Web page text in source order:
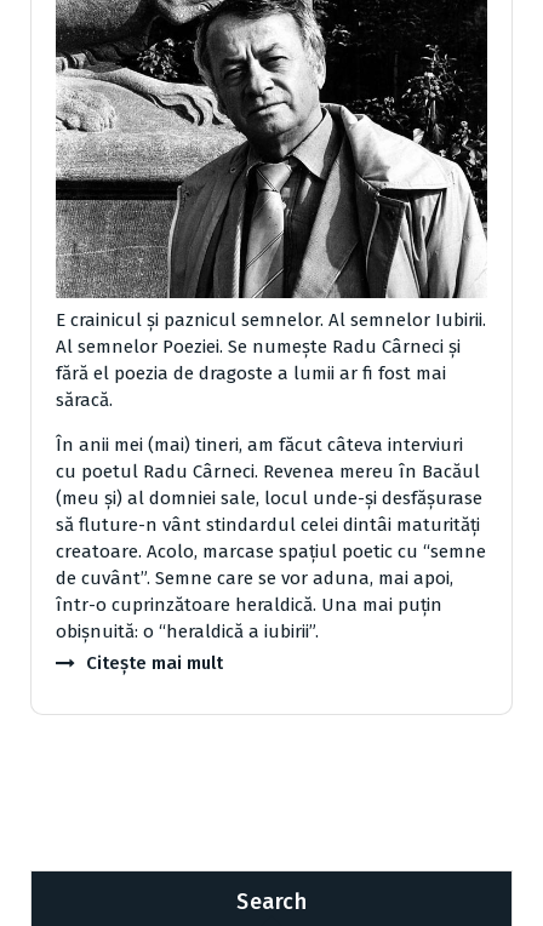
E crainicul şi paznicul semnelor. Al semnelor Iubirii.
Al semnelor Poeziei. Se numeşte Radu Cârneci şi
fără el poezia de dragoste a lumii ar fi fost mai
săracă.
În anii mei (mai) tineri, am făcut câteva interviuri
cu poetul Radu Cârneci. Revenea mereu în Bacăul
(meu şi) al domniei sale, locul unde-şi desfăşurase
să fluture-n vânt stindardul celei dintâi maturităţi
creatoare. Acolo, marcase spaţiul poetic cu “semne
de cuvânt”. Semne care se vor aduna, mai apoi,
într-o cuprinzătoare heraldică. Una mai puţin
obişnuită: o “heraldică a iubirii”.
Citește mai mult
Search